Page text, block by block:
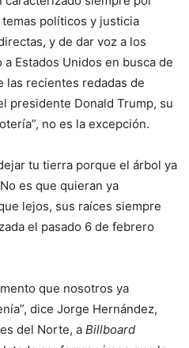
políticos y justicia
y de dar voz a los
Estados Unidos en busca de
las recientes redadas de
presidente Donald Trump, su
no es la excepción.
tu tierra porque el árbol ya
es que quieran ya
lejos, sus raíces siempre
el pasado 6 de febrero
que nosotros ya
dice Jorge Hernández,
del Norte, a Billboard